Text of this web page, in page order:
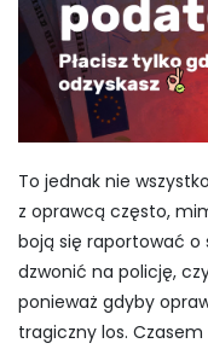
To jednak nie
z oprawcą często,
boją się raportować o
dzwonić na policję,
ponieważ gdyby
tragiczny los.